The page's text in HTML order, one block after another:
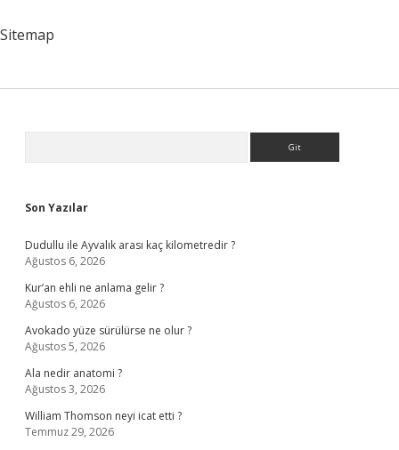
Sitemap
Son Yazılar
Dudullu ile Ayvalık arası kaç kilometredir ?
Ağustos 6, 2026
Kur’an ehli ne anlama gelir ?
Ağustos 6, 2026
Avokado yüze sürülürse ne olur ?
Ağustos 5, 2026
Ala nedir anatomi ?
Ağustos 3, 2026
William Thomson neyi icat etti ?
Temmuz 29, 2026